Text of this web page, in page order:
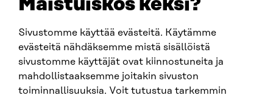
Maistuiskos keksi?
Sivustomme käyttää evästeitä. Käytämme
evästeitä nähdäksemme mistä sisällöistä
sivustomme käyttäjät ovat kiinnostuneita ja
mahdollistaaksemme joitakin sivuston
toiminnallisuuksia. Voit tutustua tarkemmin
SITRA SOSIAALISESSA MEDIASSA
LinkedIn
Instagram